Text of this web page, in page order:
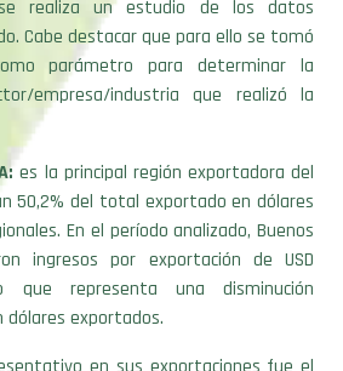
parámetro para determinar la
empresa/industria que realizó la
es la principal región exportadora del
50,2% del total exportado en dólares
En el período analizado, Buenos
ingresos por exportación de USD
que representa una disminución
exportados.
en sus exportaciones fue el
comercializado USD 420,2 millones,